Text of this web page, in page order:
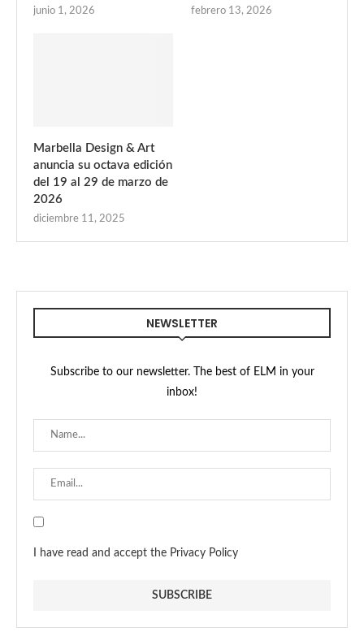
junio 1, 2026 febrero 13, 2026
Marbella Design & Art
anuncia su octava edición
del 19 al 29 de marzo de
2026
diciembre 11, 2025
NEWSLETTER
Subscribe to our newsletter. The best of ELM in your
inbox!
I have read and accept the Privacy Policy